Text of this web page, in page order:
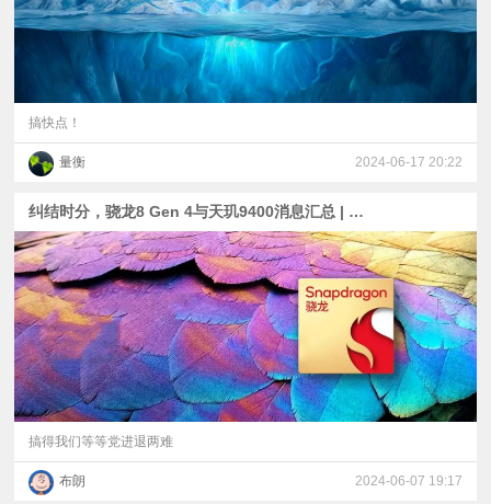
搞快点！
量衡 2024-06-17 20:22
纠结时分，骁龙8 Gen 4与天玑9400消息汇总 | 一加Ace 3 Pro、真我GT6、K70至尊版等4台性能机全爆料
搞得我们等等党进退两难
布朗 2024-06-07 19:17